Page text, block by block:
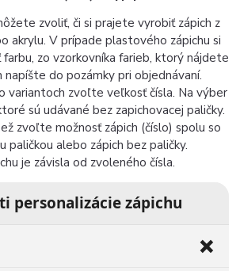
zvoliť, či si prajete vyrobiť zápich z
akrylu. V prípade plastového zápichu si
zo vzorkovníka farieb, ktorý nájdete
napíšte do pozámky pri objednávaní.
variantoch zvoľte veľkosť čísla. Na výber
sú udávané bez zapichovacej paličky.
zvoľte možnosť zápich (číslo) spolu so
paličkou alebo zápich bez paličky.
je závisla od zvoleného čísla.
personalizácie zápichu
❌